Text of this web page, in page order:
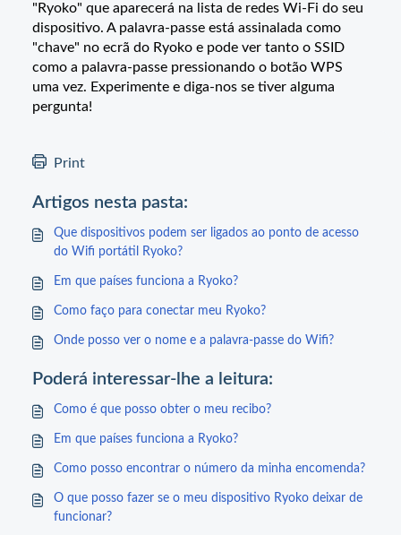
"Ryoko" que aparecerá na lista de redes Wi-Fi do seu
dispositivo. A palavra-passe está assinalada como
"chave" no ecrã do Ryoko e pode ver tanto o SSID
como a palavra-passe pressionando o botão WPS
uma vez. Experimente e diga-nos se tiver alguma
pergunta!
Print
Artigos nesta pasta:
Que dispositivos podem ser ligados ao ponto de acesso
do Wifi portátil Ryoko?
Em que países funciona a Ryoko?
Como faço para conectar meu Ryoko?
Onde posso ver o nome e a palavra-passe do Wifi?
Poderá interessar-lhe a leitura:
Como é que posso obter o meu recibo?
Em que países funciona a Ryoko?
Como posso encontrar o número da minha encomenda?
O que posso fazer se o meu dispositivo Ryoko deixar de
funcionar?